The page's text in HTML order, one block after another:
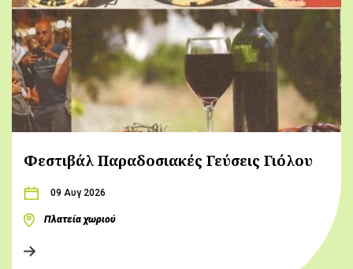
Φεστιβάλ Παραδοσιακές Γεύσεις Γιόλου
09 Αυγ 2026
Πλατεία χωριού